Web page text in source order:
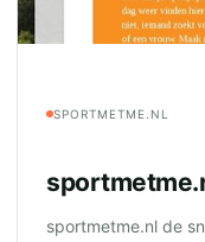
SPORTMETME.NL
sportmetme.nl de